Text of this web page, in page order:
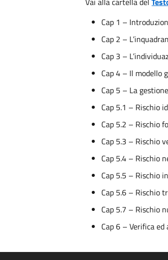
Cap 1 –
Cap 2 –
Cap 3 –
Cap 4 – Il modello
Cap 5 – La
Cap 5.1 – Rischio
Cap 5.2 – Rischio
Cap 5.3 – Rischio
Cap 5.4 – Rischio
Cap 5.5 – Rischio
Cap 5.6 – Rischio
Cap 5.7 – Rischio
Cap 6 – Verifica